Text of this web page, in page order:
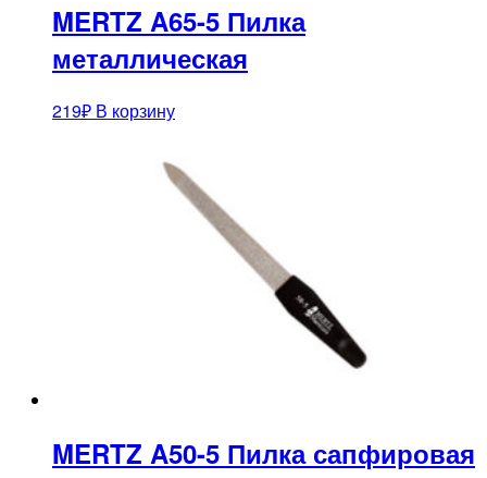
MERTZ A65-5 Пилка
металлическая
219₽ В корзину
MERTZ A50-5 Пилка сапфировая